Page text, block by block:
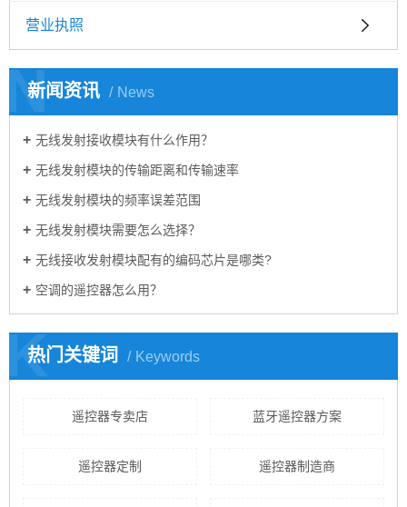
营业执照
新闻资讯 News
N
无线发射接收模块有什么作用？
无线发射模块的传输距离和传输速率
无线发射模块的频率误差范围
无线发射模块需要怎么选择？
无线接收发射模块配有的编码芯片是哪类?
空调的遥控器怎么用？
热门关键词 Keywords
K
遥控器专卖店 蓝牙遥控器方案
遥控器定制 遥控器制造商